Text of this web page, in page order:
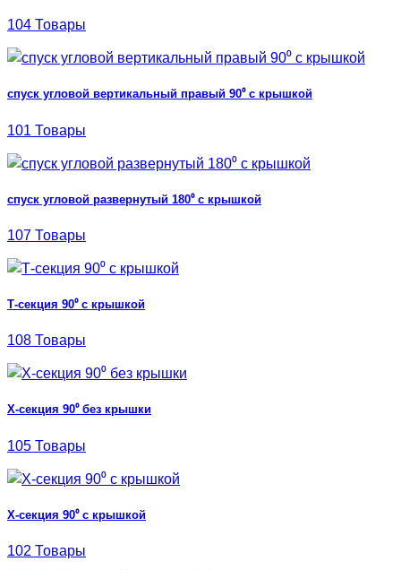
104 Товары
спуск угловой вертикальный правый 90⁰ с крышкой
101 Товары
спуск угловой развернутый 180⁰ с крышкой
107 Товары
Т-секция 90⁰ с крышкой
108 Товары
Х-секция 90⁰ без крышки
105 Товары
Х-секция 90⁰ с крышкой
102 Товары